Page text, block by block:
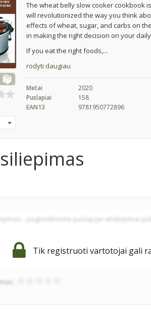
The wheat belly slow cooker cookbook
will revolutionized the way you think
effects of wheat, sugar, and carbs on
in making the right decision on your
If you eat the right foods,...
rodyti daugiau
Metai
2020
Puslapiai
158
EAN13
9781950772896
Tik registruoti vartotojai gali